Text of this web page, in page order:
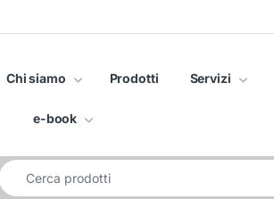
Chi siamo Prodotti Servizi
e-book
Cerca per: